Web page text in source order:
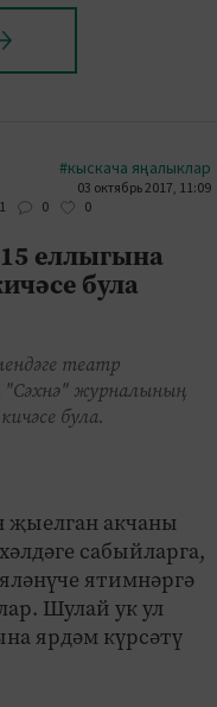
#кыскача яңалыклар
03 октябрь 2017, 11:09
0 0
еллыгына
була
театр
"Сәхнә" журналының
була.
җыелган акчаны
сабыйларга,
ятимнәргә
Шулай ук ул
ярдәм күрсәтү